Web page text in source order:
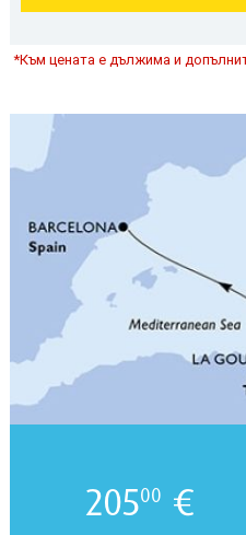
*Към цената е дължима и
20500 €